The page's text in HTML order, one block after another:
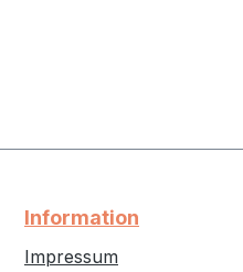
Information
Impressum